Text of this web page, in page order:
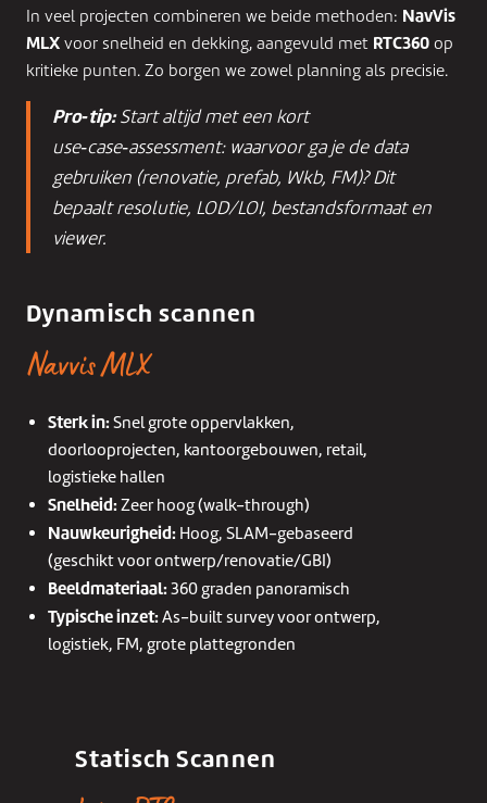
In veel projecten combineren we beide methoden: NavVis
MLX voor snelheid en dekking, aangevuld met RTC360 op
kritieke punten. Zo borgen we zowel planning als precisie.
Pro‑tip:Start altijd met een kort
use‑case‑assessment: waarvoor ga je de data
gebruiken (renovatie, prefab, Wkb, FM)? Dit
bepaalt resolutie, LOD/LOI, bestandsformaat en
viewer.
Dynamisch scannen
Navvis MLX
Sterk in: Snel grote oppervlakken,
doorlooprojecten, kantoorgebouwen, retail,
logistieke hallen
Snelheid: Zeer hoog (walk-through)
Nauwkeurigheid: Hoog, SLAM-gebaseerd
(geschikt voor ontwerp/renovatie/GBI)
Beeldmateriaal: 360 graden panoramisch
Typische inzet: As-built survey voor ontwerp,
logistiek, FM, grote plattegronden
Statisch Scannen